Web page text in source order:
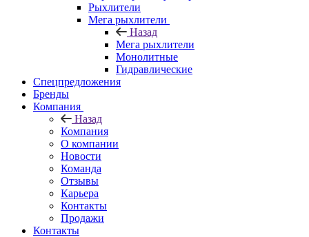
Рыхлители
Мега рыхлители
Назад
Мега рыхлители
Монолитные
Гидравлические
Спецпредложения
Бренды
Компания
Назад
Компания
О компании
Новости
Команда
Отзывы
Карьера
Контакты
Продажи
Контакты